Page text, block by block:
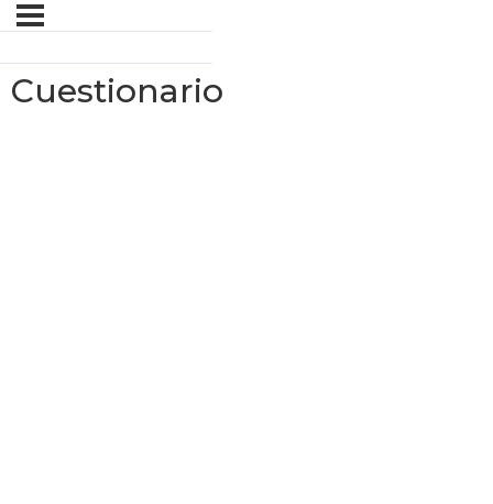
Cuestionario